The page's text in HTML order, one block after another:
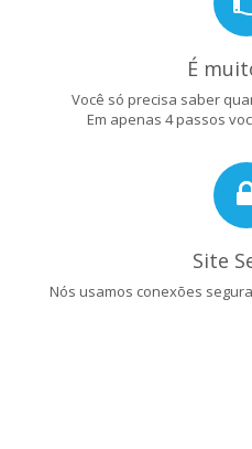
É
Você só precisa saber
Em apenas 4 passos
Site
Nós usamos conexões